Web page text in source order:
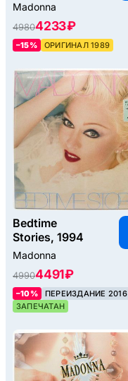
Madonna
49804233 ₽
–15% ОРИГИНАЛ 1989
Bedtime
Stories, 1994
Madonna
49904491 ₽
–10%
ПЕРЕИЗДАНИЕ 2016
ЗАПЕЧАТАН